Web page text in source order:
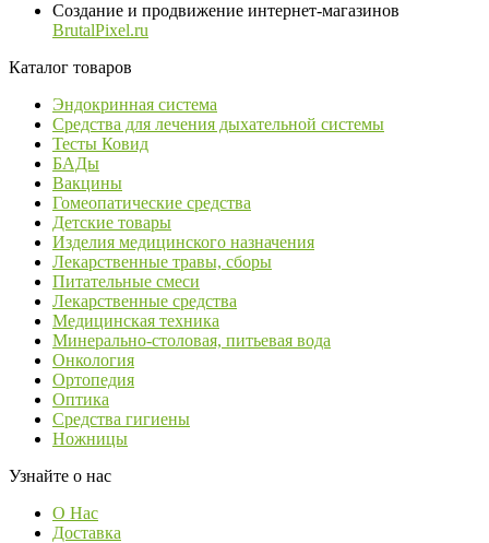
Создание и продвижение интернет-магазинов
BrutalPixel.ru
Каталог товаров
Эндокринная система
Средства для лечения дыхательной системы
Тесты Ковид
БАДы
Вакцины
Гомеопатические средства
Детские товары
Изделия медицинского назначения
Лекарственные травы, сборы
Питательные смеси
Лекарственные средства
Медицинская техника
Минерально-столовая, питьевая вода
Онкология
Ортопедия
Оптика
Средства гигиены
Ножницы
Узнайте о нас
О Нас
Доставка